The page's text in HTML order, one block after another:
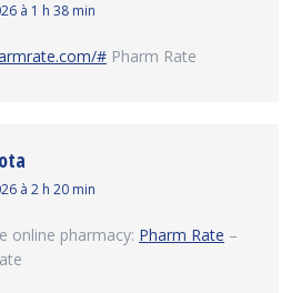
à 1 h 38 min
# Pharm Rate
à 2 h 20 min
online pharmacy: Pharm Rate –